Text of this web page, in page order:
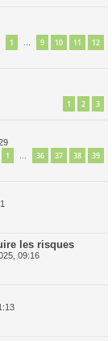
1 … 9 10 11 12
1 2 3
1 … 36 37 38 39
les risques
09:16